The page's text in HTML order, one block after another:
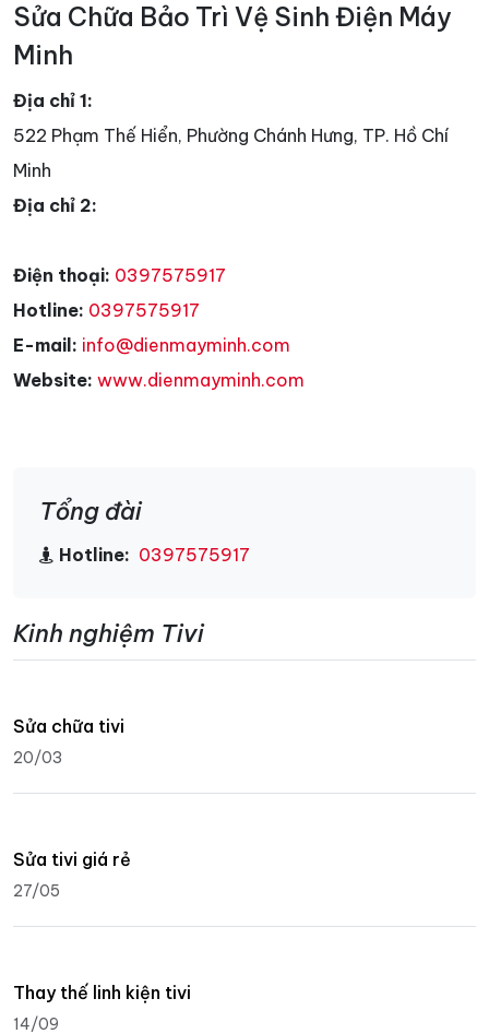
Sửa Chữa Bảo Trì Vệ Sinh Điện Máy
Minh
Địa chỉ 1:
522 Phạm Thế Hiển, Phường Chánh Hưng, TP. Hồ Chí
Minh
Địa chỉ 2:
Điện thoại: 0397575917
Hotline: 0397575917
E-mail: info@dienmayminh.com
Website: www.dienmayminh.com
Tổng đài
Hotline: 0397575917
Kinh nghiệm Tivi
Sửa chữa tivi
20/03
Sửa tivi giá rẻ
27/05
Thay thế linh kiện tivi
14/09